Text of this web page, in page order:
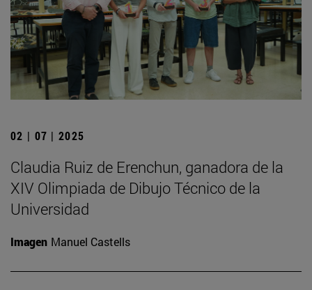
02 | 07 | 2025
Claudia Ruiz de Erenchun, ganadora de la
XIV Olimpiada de Dibujo Técnico de la
Universidad
Imagen Manuel Castells